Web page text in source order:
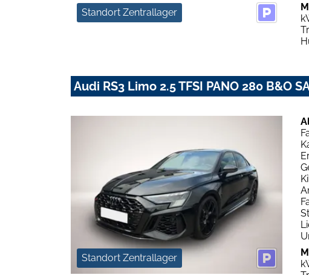
Standort Zentrallager
Audi RS3 Limo 2.5 TFSI PANO 280 B&O
Standort Zentrallager